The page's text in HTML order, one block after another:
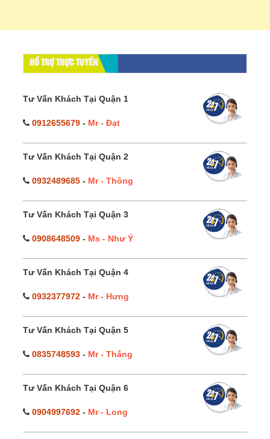
HỔ TRỢ TRỰC TUYẾN
Tư Vấn Khách Tại Quận 1
0912655679 - Mr - Đạt
Tư Vấn Khách Tại Quận 2
0932489685 - Mr - Thông
Tư Vấn Khách Tại Quận 3
0908648509 - Ms - Như Ý
Tư Vấn Khách Tại Quận 4
0932377972 - Mr - Hưng
Tư Vấn Khách Tại Quận 5
0835748593 - Mr - Thắng
Tư Vấn Khách Tại Quận 6
0904997692 - Mr - Long